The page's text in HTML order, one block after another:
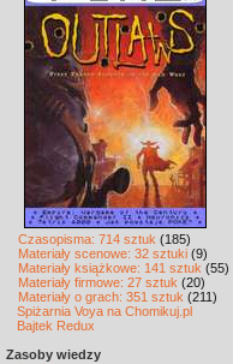
Czasopisma: 714 sztuk (185)
Materiały scenowe: 32 sztuki (9)
Materiały książkowe: 141 sztuk (55)
Materiały firmowe: 27 sztuk (20)
Materiały o grach: 351 sztuk (211)
Spiżarnia Voya na Chomikuj.pl
Bajtek Redux
Zasoby wiedzy